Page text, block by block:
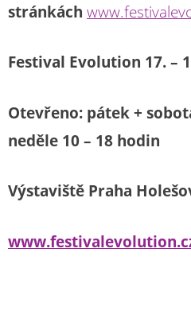
stránkách
Festival Evolution 17.–
Otevřeno: pátek +
neděle 10 – 18 hodin
Výstaviště Praha